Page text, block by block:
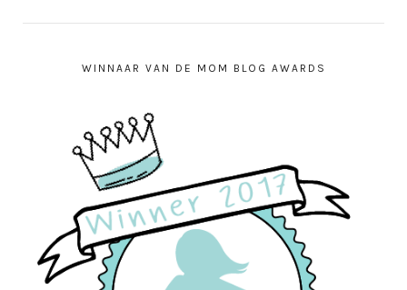
WINNAAR VAN DE MOM BLOG AWARDS